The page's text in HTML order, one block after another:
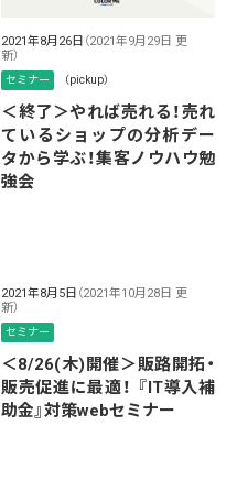
2021年8月26日 （2021年9月29日 更
新）
セミナー （pickup）
＜終了＞やれば売れる！売れ
ているショップの分析デー
タから学ぶ！集客ノウハウ勉
強会
2021年8月5日 （2021年10月28日 更
新）
セミナー
＜8/26(木)開催＞販路開拓・
販売促進に最適！ 『IT導入補
助金』対策webセミナー